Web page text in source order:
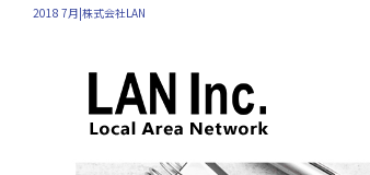
2018 7月|株式会社LAN